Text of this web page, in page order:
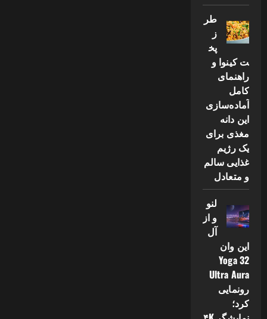
طر
ز
پخ
ت کینوا و
راهنمای
کامل
آماده‌سازی
این دانه
مغذی برای
یک رژیم
غذایی سالم
و متعادل
لنو
و از
آل
این وان
Yoga 32
Ultra Aura
رونمایی
کرد؛